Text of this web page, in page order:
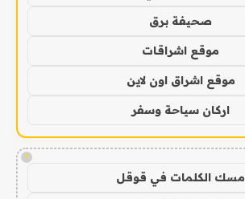
صحيفة برق
موقع اشراقات
موقع اشراق اون لاين
اركان سياحة وسفر
!
مسك الكلمات في قوقل